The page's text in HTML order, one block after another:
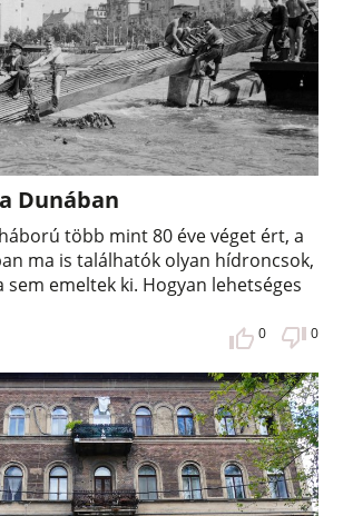
Dunában
több mint 80 éve véget ért, a
ma is találhatók olyan hídroncsok,
sem emeltek ki. Hogyan lehetséges
0 0